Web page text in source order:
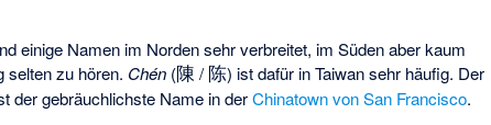
einige Namen im Norden sehr verbreitet, im Süden aber kaum
selten zu hören. Chén (陳 /陈) ist dafür in Taiwan sehr häufig. Der
der gebräuchlichste Name in derChinatown von San Francisco.